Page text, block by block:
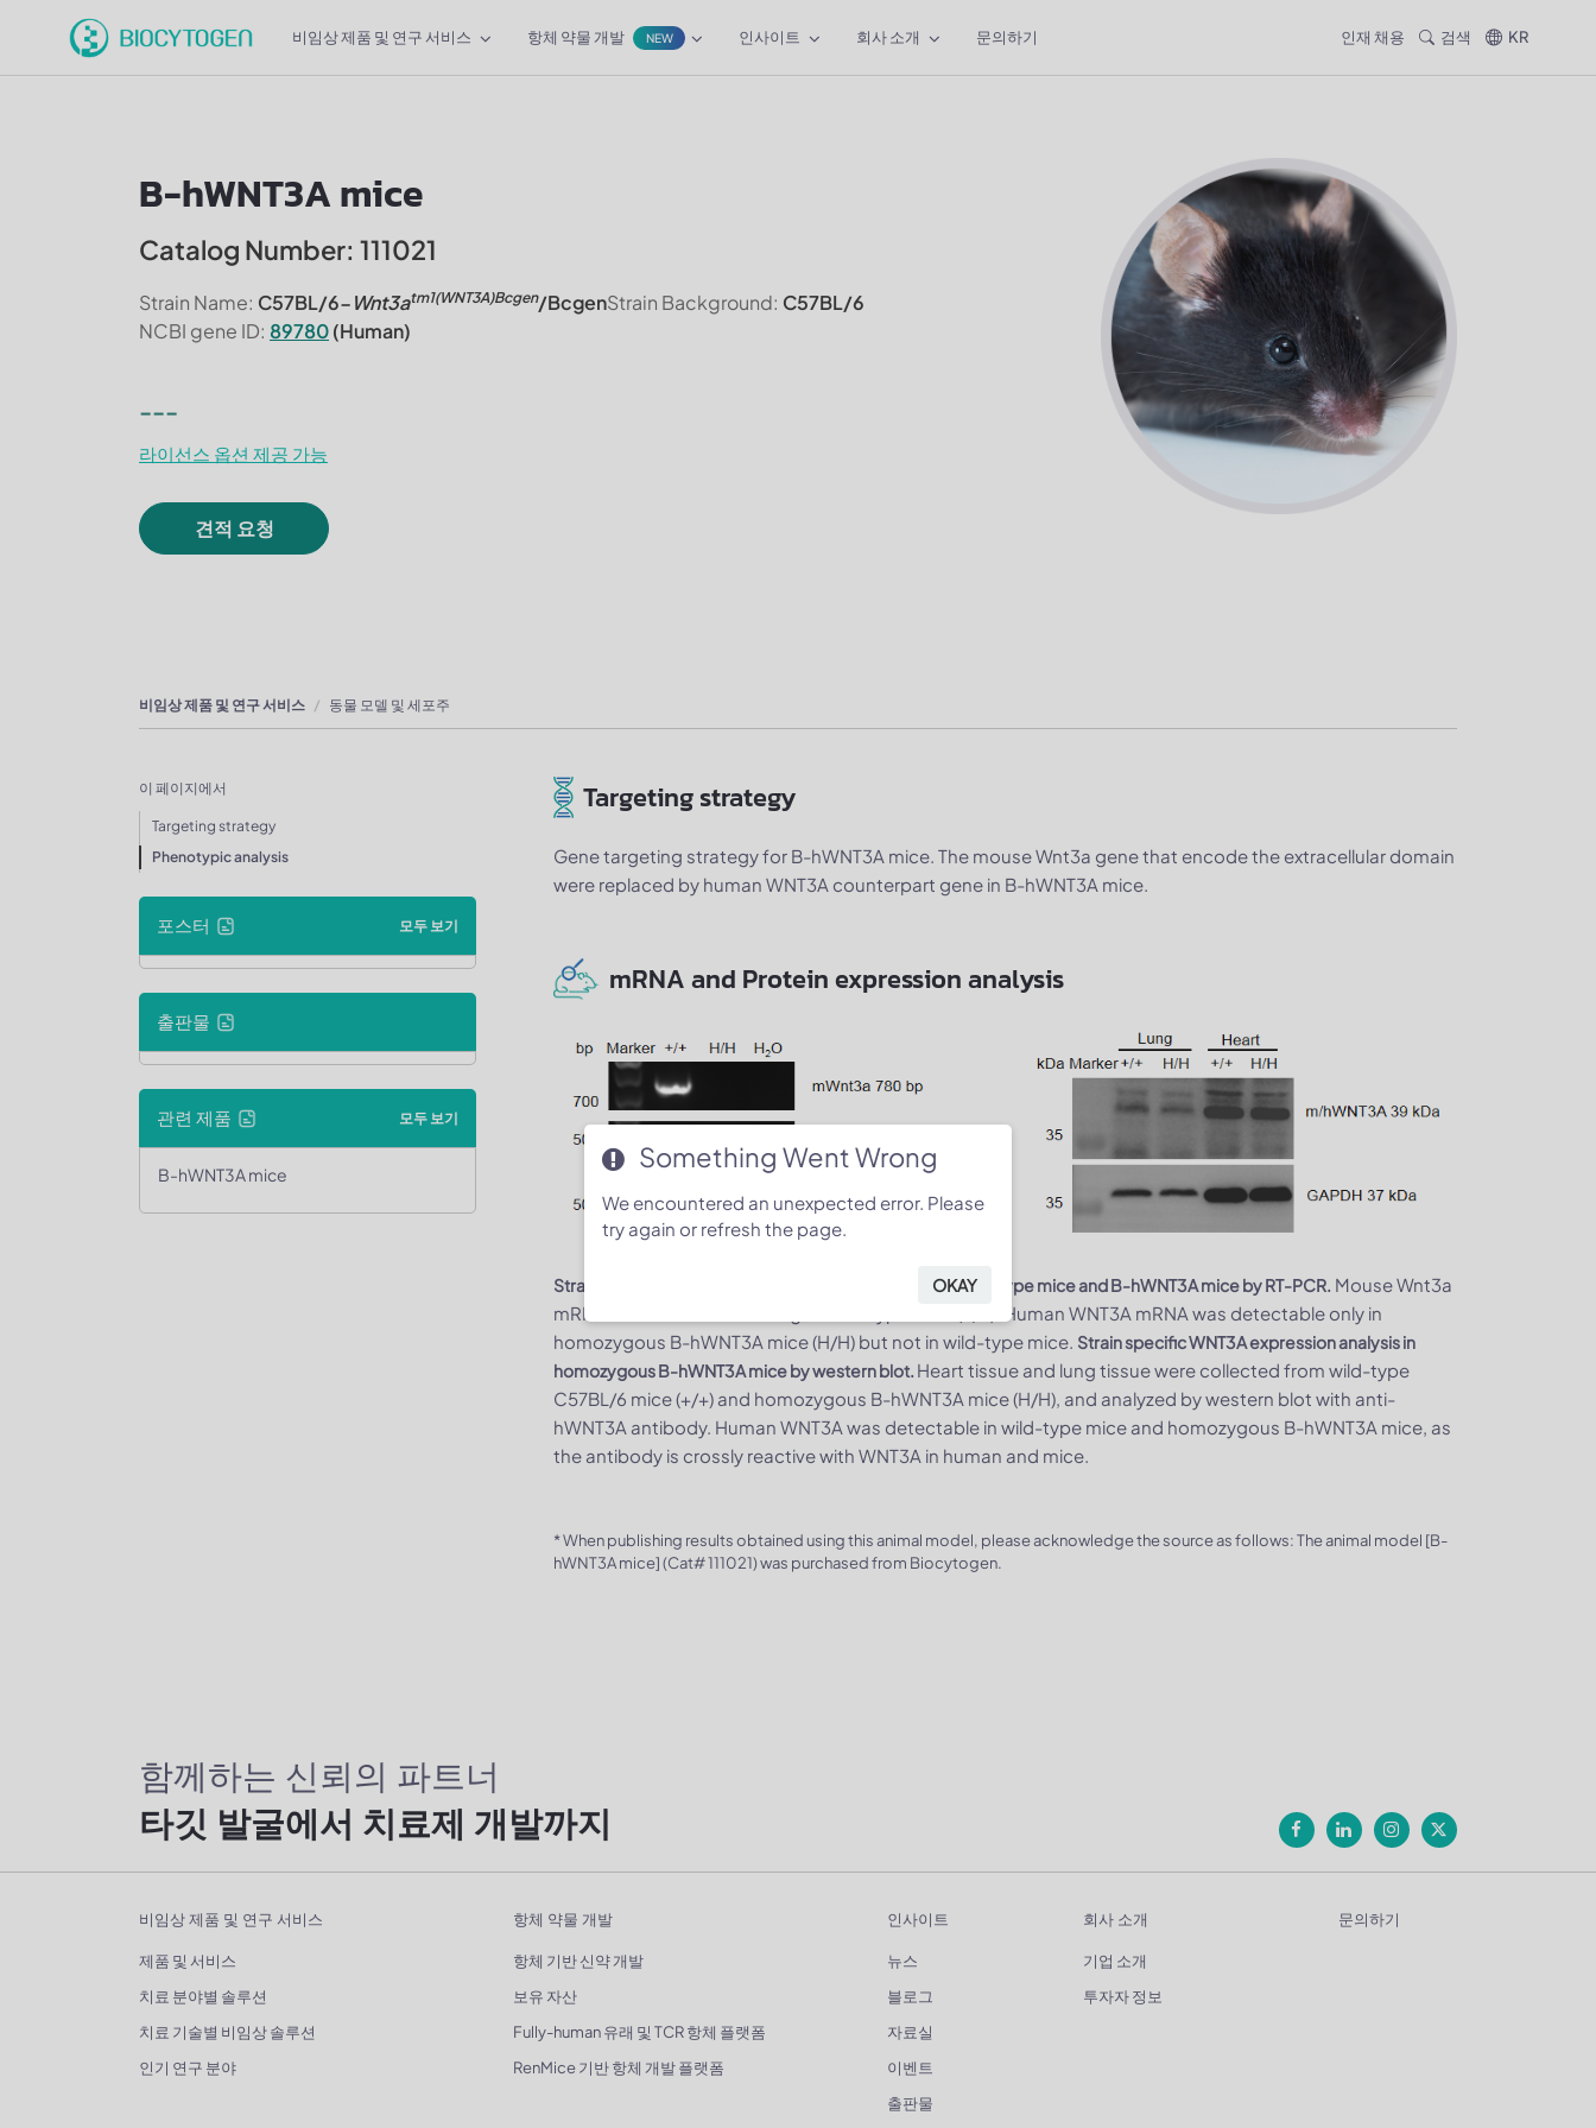
비임상 제품 및 연구 서비스 항체 약물 개발 NEW 인사이트 회사 소개 문의하기 인재 채용 검색 KR
B-hWNT3A mice
Catalog Number: 111021
Strain Name: C57BL/6-Wnt3atm1(WNT3A)Bcgen/BcgenStrain Background: C57BL/6
NCBI gene ID: 89780(Human)
---
라이선스 옵션 제공 가능
견적 요청
비임상 제품 및 연구 서비스 동물 모델 및 세포주
이 페이지에서
Targeting strategy
Phenotypic analysis
포스터 모두 보기
출판물
관련 제품 모두 보기
B-hWNT3A mice
Targeting strategy
Gene targeting strategy for B-hWNT3A mice. The mouse Wnt3a gene that encode the extracellular domain
were replaced by human WNT3A counterpart gene in B-hWNT3A mice.
mRNA and Protein expression analysis
Strain specific analysis of WNT3A gene expression in wild-type mice and B-hWNT3A mice by RT-PCR. Mouse Wnt3a
mRNA was detectable in lung of wild-type mice (+/+). Human WNT3A mRNA was detectable only in
homozygous B-hWNT3A mice (H/H) but not in wild-type mice. Strain specific WNT3A expression analysis in
homozygous B-hWNT3A mice by western blot. Heart tissue and lung tissue were collected from wild-type
C57BL/6 mice (+/+) and homozygous B-hWNT3A mice (H/H), and analyzed by western blot with anti-
hWNT3A antibody. Human WNT3A was detectable in wild-type mice and homozygous B-hWNT3A mice, as
the antibody is crossly reactive with WNT3A in human and mice.
* When publishing results obtained using this animal model, please acknowledge the source as follows: The animal model [B-
hWNT3A mice] (Cat# 111021) was purchased from Biocytogen.
함께하는 신뢰의 파트너
타깃 발굴에서 치료제 개발까지
비임상 제품 및 연구 서비스
제품 및 서비스
치료 분야별 솔루션
치료 기술별 비임상 솔루션
인기 연구 분야
항체 약물 개발
항체 기반 신약 개발
보유 자산
Fully-human 유래 및 TCR 항체 플랫폼
RenMice 기반 항체 개발 플랫폼
인사이트
뉴스
블로그
자료실
이벤트
출판물
회사 소개
기업 소개
투자자 정보
문의하기
Something Went Wrong
We encountered an unexpected error. Please
try again or refresh the page.
OKAY